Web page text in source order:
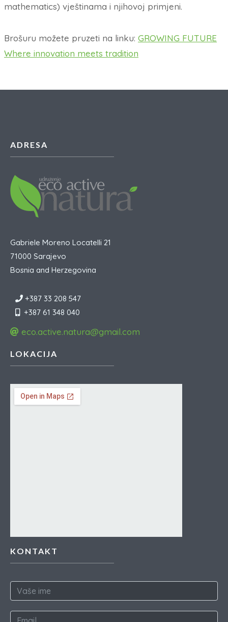
mathematics) vještinama i njihovoj primjeni.
Brošuru možete pruzeti na linku: GROWING FUTURE
Where innovation meets tradition
ADRESA
Gabriele Moreno Locatelli 21
71000 Sarajevo
Bosnia and Herzegovina
+387 33 208 547
+387 61 348 040
eco.active.natura@gmail.com
LOKACIJA
KONTAKT